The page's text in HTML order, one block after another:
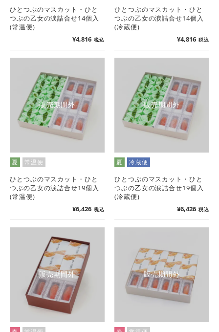
ひとつぶのマスカット・ひと
つぶの乙女の涙詰合せ14個入
(常温便)
¥4,816 税込
ひとつぶのマスカット・ひと
つぶの乙女の涙詰合せ14個入
(冷蔵便)
¥4,816 税込
販売期間外
夏 常温便
ひとつぶのマスカット・ひと
つぶの乙女の涙詰合せ19個入
(常温便)
¥6,426 税込
販売期間外
夏 冷蔵便
ひとつぶのマスカット・ひと
つぶの乙女の涙詰合せ19個入
(冷蔵便)
¥6,426 税込
販売期間外 販売期間外